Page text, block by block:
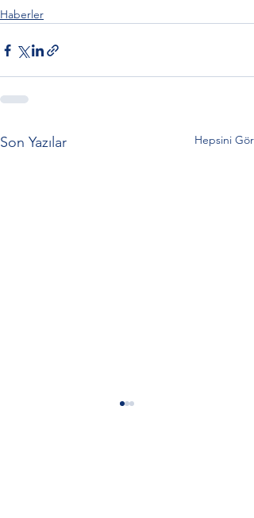
Haberler
Son Yazılar Hepsini Gör